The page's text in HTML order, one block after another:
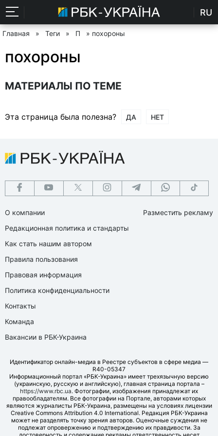
RU
Главная » Теги » П » похороны
похороны
МАТЕРИАЛЫ ПО ТЕМЕ
Эта страница была полезна? ДА НЕТ
О компании
Редакционная политика и стандарты
Как стать нашим автором
Правила пользования
Правовая информация
Политика конфиденциальности
Контакты
Команда
Вакансии в РБК-Украина
Разместить рекламу
Идентификатор онлайн-медиа в Реестре субъектов в сфере медиа —
R40-05347
Информационный портал «РБК-Украина» имеет трехязычную версию
(украинскую, русскую и английскую), главная страница портала –
https://www.rbc.ua. Фотографии, изображения принадлежат их
правообладателям. Все фотографии на Портале, авторами которых
являются журналисты РБК-Украина, размещены на условиях лицензии
Creative Commons Attribution 4.0 International. Редакция РБК-Украина
может не разделять точку зрения авторов. Оценочные суждения не
подлежат опровержению и подтверждению их правдивости. За